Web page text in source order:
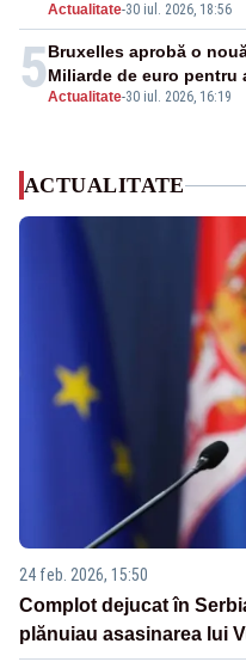
Actualitate-30 iul. 2026, 18:56
5Actualitate-30 iul. 2026, 16:19
Bruxelles aprobă o
Miliarde de euro pentru
ACTUALITATE
24 feb. 2026, 15:50
Complot dejucat în
plănuiau asasinarea lui